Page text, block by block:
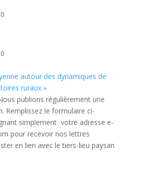
autour des dynamiques de
ruraux »
publions régulièrement une
Remplissez le formulaire ci-
simplement votre adresse e-
pour recevoir nos lettres
en lien avec le tiers-lieu paysan